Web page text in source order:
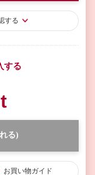
する
する
る)
お買い物ガイド